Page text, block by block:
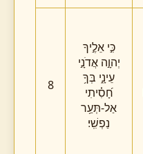
8
כִּ֣י אֵלֶ֣יךָ
יְהוָ֣ה אֲדֹנָ֣י
עֵינָ֑י בְּךָ֥
חָ֝סִ֗יתִי
אַל-תְּעַ֥ר
נַפְשִֽׁי׃